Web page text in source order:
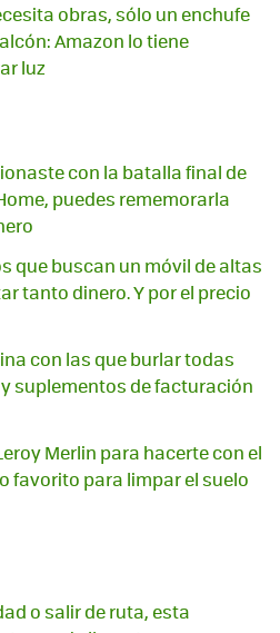
obras, sólo un enchufe
Amazon lo tiene
luz
con la batalla final de
puedes rememorarla
que buscan un móvil de altas
tanto dinero. Y por el precio
con las que burlar todas
suplementos de facturación
Merlin para hacerte con el
favorito para limpar el suelo
o salir de ruta, esta